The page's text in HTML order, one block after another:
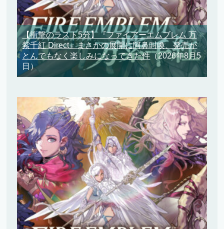
【衝撃のラスト5分】『ファイアーエムブレム 万
紫千紅 Direct』まさかの展開に阿鼻叫喚、発売が
とんでもなく楽しみになってきた件（2026年8月5
日）